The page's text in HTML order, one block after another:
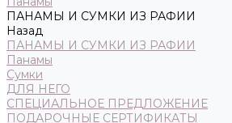
ПАНАМЫ И СУМКИ ИЗ РАФИИ
Назад
ПАНАМЫ И СУМКИ ИЗ РАФИИ
Панамы
Сумки
ДЛЯ НЕГО
СПЕЦИАЛЬНОЕ ПРЕДЛОЖЕНИЕ
ПОДАРОЧНЫЕ СЕРТИФИКАТЫ